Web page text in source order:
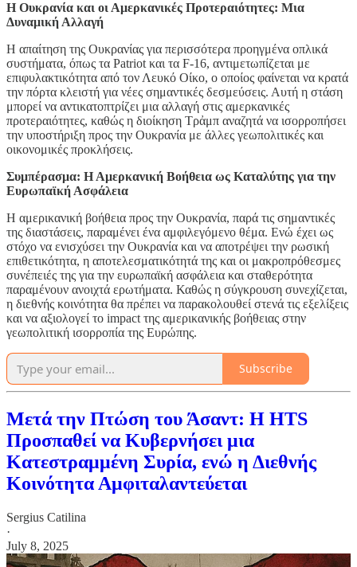
Η Ουκρανία και οι Αμερκανικές Προτεραιότητες: Μια
Δυναμική Αλλαγή
Η απαίτηση της Ουκρανίας για περισσότερα προηγμένα οπλικά
συστήματα, όπως τα Patriot και τα F-16, αντιμετωπίζεται με
επιφυλακτικότητα από τον Λευκό Οίκο, ο οποίος φαίνεται να κρατά
την πόρτα κλειστή για νέες σημαντικές δεσμεύσεις. Αυτή η στάση
μπορεί να αντικατοπτρίζει μια αλλαγή στις αμερκανικές
προτεραιότητες, καθώς η διοίκηση Τρἀμπ αναζητά να ισορροπήσει
την υποστήριξη προς την Ουκρανία με άλλες γεωπολιτικές και
οικονομικές προκλήσεις.
Συμπέρασμα: Η Αμερκανική Βοήθεια ως Καταλύτης για την
Ευρωπαϊκή Ασφάλεια
Η αμερικανική βοήθεια προς την Ουκρανία, παρά τις σημαντικές
της διαστάσεις, παραμένει ένα αμφιλεγόμενο θέμα. Ενώ έχει ως
στόχο να ενισχύσει την Ουκρανία και να αποτρέψει την ρωσική
επιθετικότητα, η αποτελεσματικότητά της και οι μακροπρόθεσμες
συνέπειές της για την ευρωπαϊκή ασφάλεια και σταθερότητα
παραμένουν ανοιχτά ερωτήματα. Καθώς η σύγκρουση συνεχίζεται,
η διεθνής κοινότητα θα πρέπει να παρακολουθεί στενά τις εξελίξεις
και να αξιολογεί το impact της αμερικανικής βοήθειας στην
γεωπολιτική ισορροπία της Ευρώπης.
Subscribe
Μετά την Πτώση του Άσαντ: Η HTS
Προσπαθεί να Κυβερνήσει μια
Κατεστραμμένη Συρία, ενώ η Διεθνής
Κοινότητα Αμφιταλαντεύεται
Sergius Catilina
·
July 8, 2025